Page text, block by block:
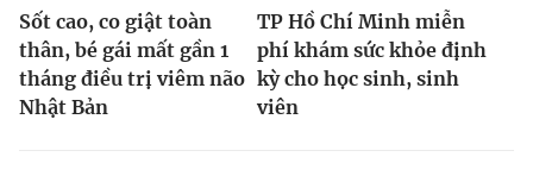
Sốt cao, co giật toàn
thân, bé gái mất gần 1
tháng điều trị viêm não
Nhật Bản
TP Hồ Chí Minh miễn
phí khám sức khỏe định
kỳ cho học sinh, sinh
viên